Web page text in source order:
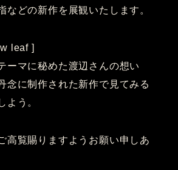
などの新作を展観いたします。
leaf ]
ーマに秘めた渡辺さんの想い
念に制作された新作で見てみる
よう。
高覧賜りますようお願い申しあ